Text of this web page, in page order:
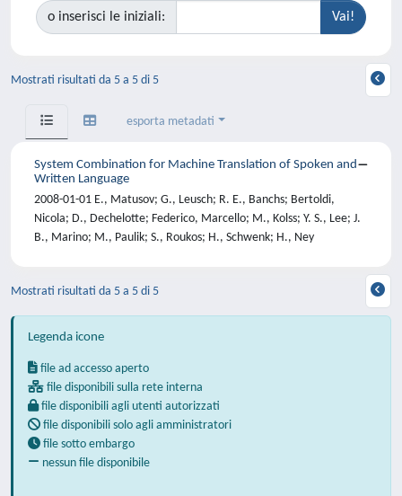
o inserisci le iniziali:
Mostrati risultati da 5 a 5 di 5
esporta metadati
System Combination for Machine Translation of Spoken and
Written Language
2008-01-01 E., Matusov; G., Leusch; R. E., Banchs; Bertoldi,
Nicola; D., Dechelotte; Federico, Marcello; M., Kolss; Y. S., Lee; J.
B., Marino; M., Paulik; S., Roukos; H., Schwenk; H., Ney
Mostrati risultati da 5 a 5 di 5
Legenda icone
file ad accesso aperto
file disponibili sulla rete interna
file disponibili agli utenti autorizzati
file disponibili solo agli amministratori
file sotto embargo
nessun file disponibile